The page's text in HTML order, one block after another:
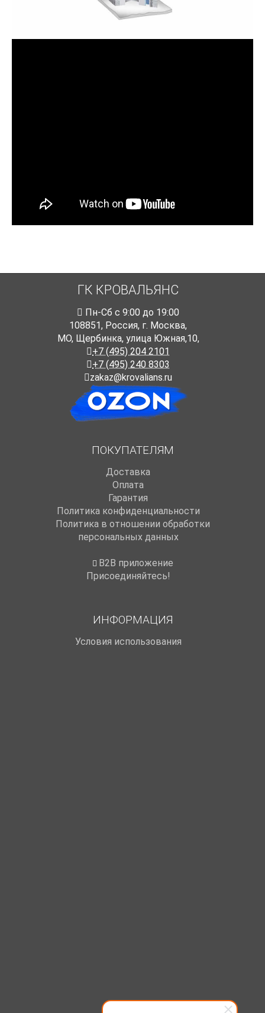
ГК КРОВАЛЬЯНС
Пн-Cб с 9:00 до 19:00
108851, Россия, г. Москва,
МО, Щербинка, улица Южная,10,
+7 (495) 204 2101
+7 (495) 240 8303
zakaz@krovalians.ru
ПОКУПАТЕЛЯМ
Доставка
Оплата
Гарантия
Политика конфиденциальности
Политика в отношении обработки
персональных данных
B2B приложение
Присоединяйтесь!
ИНФОРМАЦИЯ
Условия использования